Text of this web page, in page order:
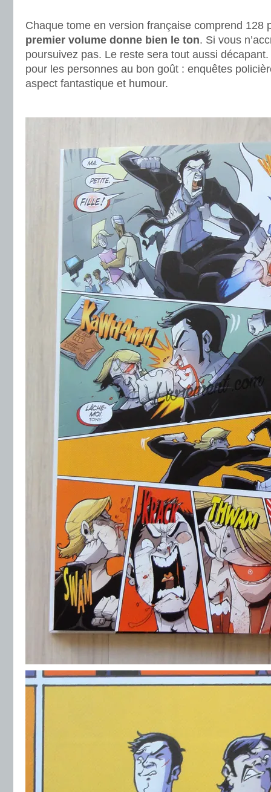
Chaque tome en version française comprend 128
premier volume donne bien le ton. Si vous
poursuivez pas. Le reste sera tout aussi
pour les personnes au bon goût : enquêtes
aspect fantastique et humour.